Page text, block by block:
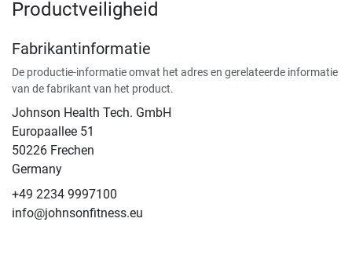
Productveiligheid
Fabrikantinformatie
De productie-informatie omvat het adres en gerelateerde informatie
van de fabrikant van het product.
Johnson Health Tech. GmbH
Europaallee 51
50226 Frechen
Germany
+49 2234 9997100
info@johnsonfitness.eu